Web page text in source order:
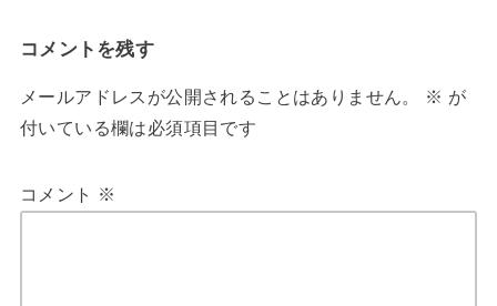
コメントを残す
メールアドレスが公開されることはありません。 ※ が
付いている欄は必須項目です
コメント ※